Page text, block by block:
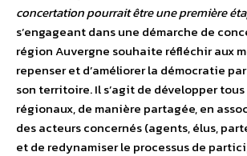
concertation pourrait être une première
s’engageant dans une démarche de
région Auvergne souhaite réfléchir aux
repenser et d’améliorer la démocratie
son territoire. Il s’agit de développer
régionaux, de manière partagée, en
des acteurs concernés (agents, élus,
et de redynamiser le processus de